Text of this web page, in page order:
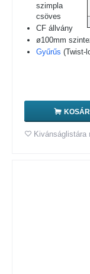
szimpla
csöves
CF állvány
ø100mm
Gyűrűs (Twist-
Kivánságlistára